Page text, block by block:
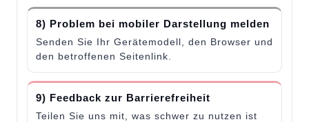
8) Problem bei mobiler Darstellung melden
Senden Sie Ihr Gerätemodell, den Browser und
den betroffenen Seitenlink.
9) Feedback zur Barrierefreiheit
Teilen Sie uns mit, was schwer zu nutzen ist